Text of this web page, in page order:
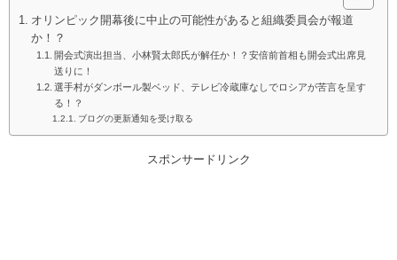
オリンピック開幕後に中止の可能性があると組織委員会が報道
か！？
開会式演出担当、小林賢太郎氏が解任か！？安倍前首相も開会式出席見
送りに！
選手村がダンボール製ベッド、テレビ冷蔵庫なしでロシアが苦言を呈す
る！？
ブログの更新通知を受け取る
スポンサードリンク